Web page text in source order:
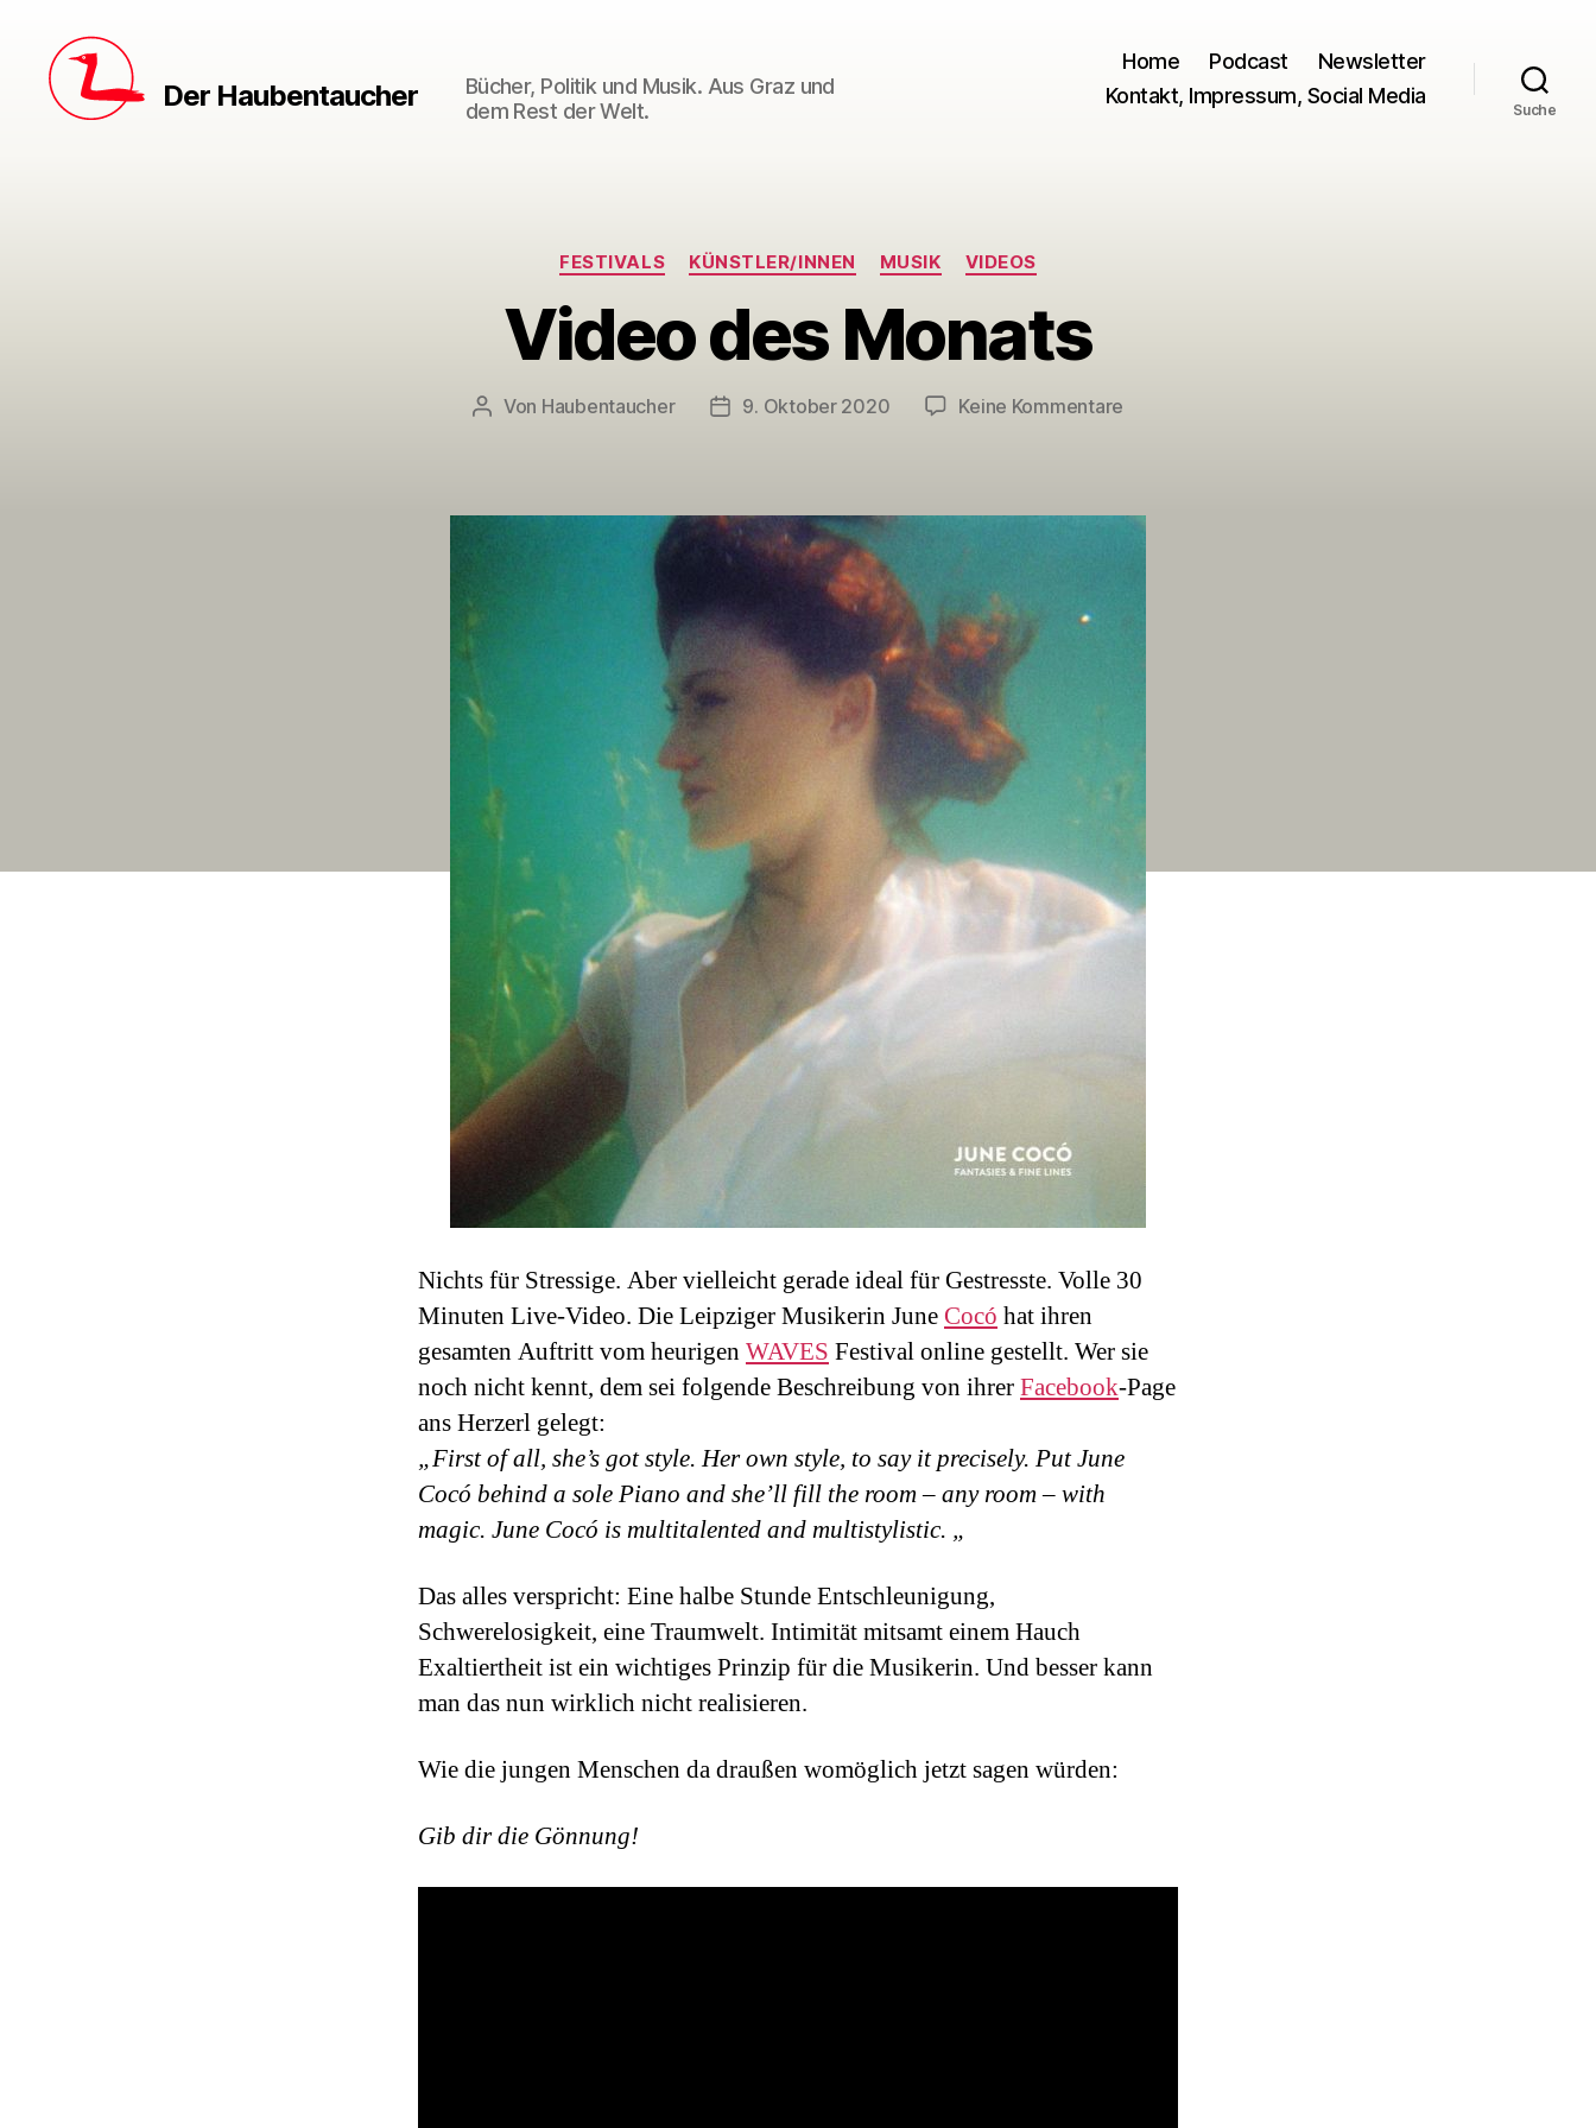
Der Haubentaucher
Bücher, Politik und Musik. Aus Graz und
dem Rest der Welt.
Home Podcast
Newsletter
Kontakt, Impressum, Social Media
Suche
Kategorien
FESTIVALS KÜNSTLER/INNEN MUSIK VIDEOS
Video des Monats
Beitragsautor
Von Haubentaucher Veröffentlichungsdatum
9. Oktober 2020 Keine Kommentare
Nichts für Stressige. Aber vielleicht gerade ideal für Gestresste. Volle 30
Minuten Live-Video. Die Leipziger Musikerin JuneCocó hat ihren
gesamten Auftritt vom heurigen WAVES Festival online gestellt. Wer sie
noch nicht kennt, dem sei folgende Beschreibung von ihrerFacebook-Page
ans Herzerl gelegt:
„First of all, she’s got style. Her own style, to say it precisely. Put June
Cocó behind a sole Piano and she’ll fill the room – any room – with
magic. June Cocó is multitalented and multistylistic. „
Das alles verspricht: Eine halbe Stunde Entschleunigung,
Schwerelosigkeit, eine Traumwelt. Intimität mitsamt einem Hauch
Exaltiertheit ist ein wichtiges Prinzip für die Musikerin. Und besser kann
man das nun wirklich nicht realisieren.
Wie die jungen Menschen da draußen womöglich jetzt sagen würden:
Gib dir die Gönnung!